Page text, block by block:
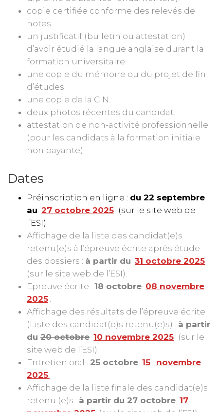
copie certifiée conforme des relevés de
notes.
un justificatif (bulletin ou attestation)
d’avoir étudié la langue anglaise durant la
formation universitaire.
une copie du mémoire ou du projet de fin
d’études.
une copie de la CIN.
deux photos récentes du candidat.
attestation de non-activité professionnelle
(pour les candidats à la formation initiale
non payante)
Dates
Préinscription en ligne : du 22 septembre
au 27 octobre 2025 (sur le site web de
l’ESI).
Affichage de la liste des candidat(e)s
retenu(e)s à l’épreuve écrite après étude
des dossiers : à partir du 31 octobre 2025
(sur le site web de l’ESI).
Epreuve écrite : 18 octobre 08 novembre
2025
Affichage des résultats de l’épreuve écrite
(Liste des candidat(e)s retenu(e)s) : à partir
du 20 octobre 10 novembre 2025 (sur le
site web de l’ESI).
Entretien oral : 25 octobre15
novembre
2025
Affichage de la liste finale des candidat(e)s
retenu (e)s : à partir du 27 octobre 17